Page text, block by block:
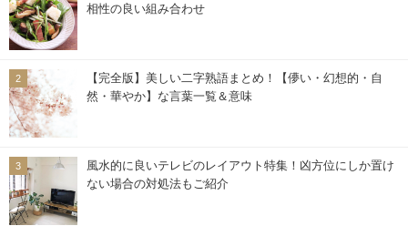
相性の良い組み合わせ
【完全版】美しい二字熟語まとめ！【儚い・幻想的・自
然・華やか】な言葉一覧＆意味
風水的に良いテレビのレイアウト特集！凶方位にしか置け
ない場合の対処法もご紹介